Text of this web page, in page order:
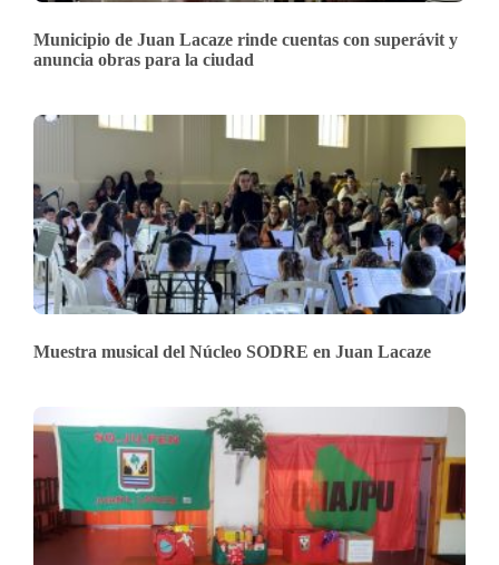
Municipio de Juan Lacaze rinde cuentas con superávit y
anuncia obras para la ciudad
Muestra musical del Núcleo SODRE en Juan Lacaze